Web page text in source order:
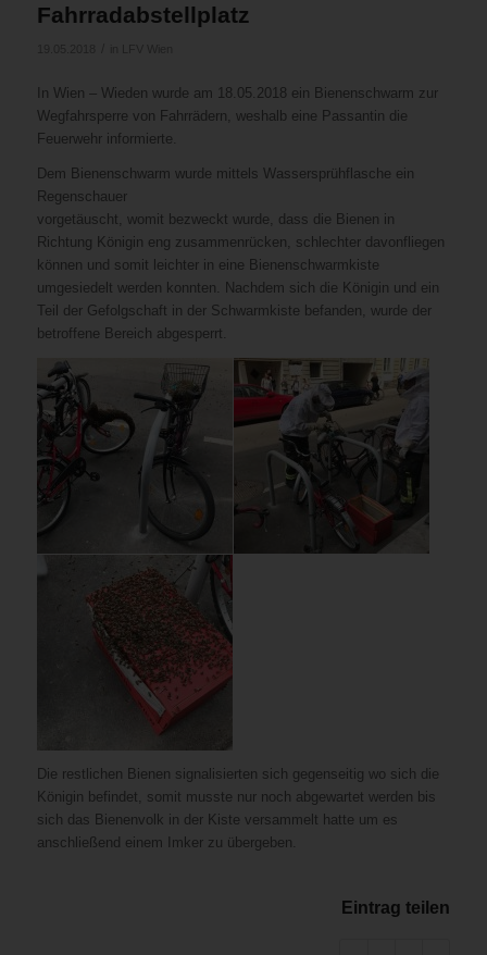
Fahrradabstellplatz
In Wien – Wieden wurde am 18.05.2018 ein Bienenschwarm zur
Wegfahrsperre von Fahrrädern, weshalb eine Passantin die
Feuerwehr informierte.
Dem Bienenschwarm wurde mittels Wassersprühflasche ein
Regenschauer
vorgetäuscht, womit bezweckt wurde, dass die Bienen in
Richtung Königin eng zusammenrücken, schlechter davonfliegen
können und somit leichter in eine Bienenschwarmkiste
umgesiedelt werden konnten. Nachdem sich die Königin und ein
Teil der Gefolgschaft in der Schwarmkiste befanden, wurde der
betroffene Bereich abgesperrt.
Die restlichen Bienen signalisierten sich gegenseitig wo sich die
Königin befindet, somit musste nur noch abgewartet werden bis
sich das Bienenvolk in der Kiste versammelt hatte um es
anschließend einem Imker zu übergeben.
Eintrag teilen